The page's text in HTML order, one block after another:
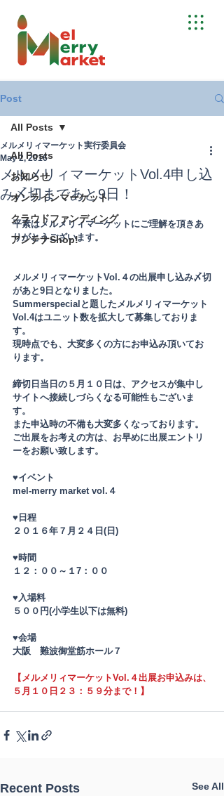
Post
All Posts
お知らせ
オンラインマーケット
クラウドファンディング
アンテナShop!
All Posts
メルメリィマーケットVol.4申し込
み〆切まであと9日！
メルメリィマーケット実行委員会
May 2, 2016
平素はメルメリィマーケットにご理解を頂きあ
りがとうございます。
メルメリィマーケットVol.４の出展申し込み〆切
があと9日となりました。
Summerspecialと題したメルメリィマーケット
Vol.4はユニット数を拡大して募集しておりま
す。
現時点でも、大変多くの方にお申込み頂いてお
ります。
締切日当日の５月１０日は、アクセスが集中し
サイトへ接続しづらくなる可能性もございま
す。
また申込時の不備も大変多くなっております。
ご出展をお考えの方は、お早めに出展エントリ
ーをお願い致します。
♥イベント
mel-merry market vol.４
♥日程
２０１６年７月２４日(日)
♥時間
１２：００～１7：００
♥入場料
５００円(小学生以下は無料)
♥会場
大阪　難波御堂筋ホール７
【メルメリィマーケットVol.４出展お申込みは、
５月１０日２３：５９分まで！】
Recent Posts See All